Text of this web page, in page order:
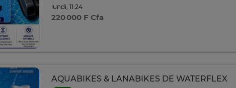
lundi, 11:24
220 000 F Cfa
AQUABIKES & LANABIKES DE WATERFLEX